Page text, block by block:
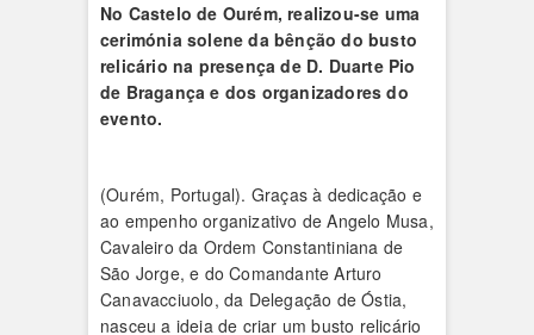
No Castelo de Ourém, realizou-se uma
cerimónia solene da bênção do busto
relicário na presença de D. Duarte Pio
de Bragança e dos organizadores do
evento.
(Ourém, Portugal). Graças à dedicação e
ao empenho organizativo de Angelo Musa,
Cavaleiro da Ordem Constantiniana de
São Jorge, e do Comandante Arturo
Canavacciuolo, da Delegação de Óstia,
nasceu a ideia de criar um busto relicário